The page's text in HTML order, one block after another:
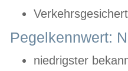
Pegelkennwert:
niedrigster